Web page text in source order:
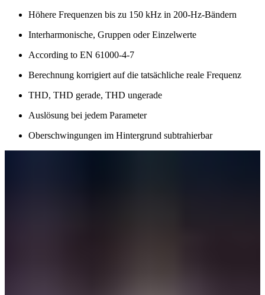
Höhere Frequenzen bis zu 150 kHz in 200-Hz-Bändern
Interharmonische, Gruppen oder Einzelwerte
According to EN 61000-4-7
Berechnung korrigiert auf die tatsächliche reale Frequenz
THD, THD gerade, THD ungerade
Auslösung bei jedem Parameter
Oberschwingungen im Hintergrund subtrahierbar